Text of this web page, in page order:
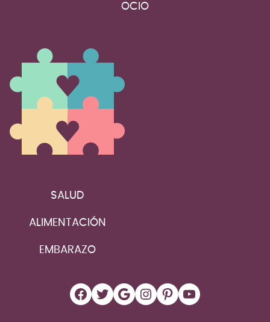
OCIO
SALUD
ALIMENTACIÓN
EMBARAZO
Facebook
Twitter
Google
Instagram
Pinterest
YouTube